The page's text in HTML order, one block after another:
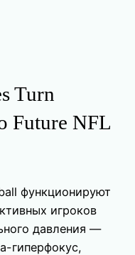
Turn
Future NFL
функционируют
игроков
давления —
гиперфокус,